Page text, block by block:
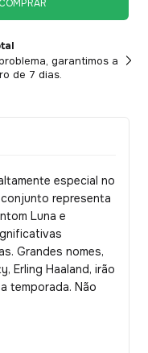
garantimos a
de 7 dias.
especial no
representa
Luna e
Grandes nomes,
Erling Haaland, irão
temporada. Não